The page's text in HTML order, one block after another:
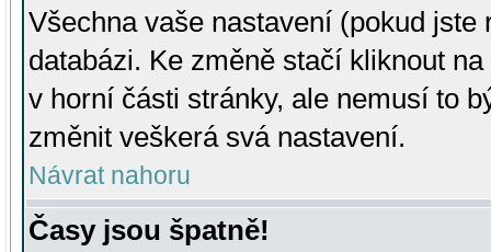
Všechna vaše nastavení (pokud
databázi. Ke změně stačí kliknout
v horní části stránky, ale nemusí to
změnit veškerá svá nastavení.
Návrat nahoru
Časy jsou špatně!